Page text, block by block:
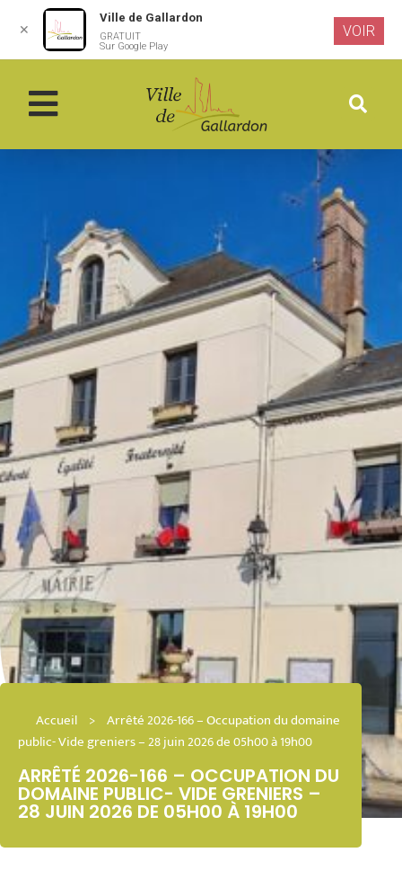
contenu
Accueil > Arrêté 2026-166 – Occupation du domaine
public- Vide greniers – 28 juin 2026 de 05h00 à 19h00
ARRÊTÉ 2026-166 – OCCUPATION DU
DOMAINE PUBLIC- VIDE GRENIERS –
28 JUIN 2026 DE 05H00 À 19H00
✕
Ville de Gallardon
GRATUIT
Sur Google Play
VOIR